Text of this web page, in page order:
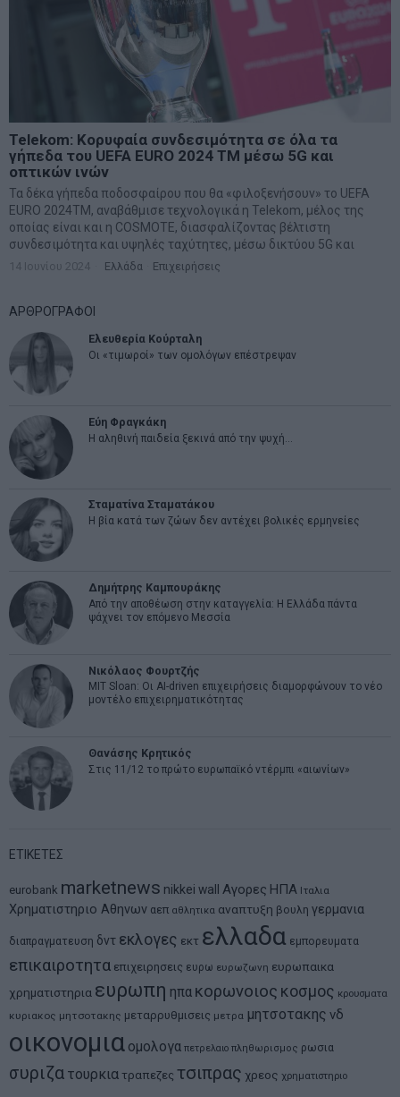
Telekom: Κορυφαία συνδεσιμότητα σε όλα τα
γήπεδα του UEFA EURO 2024 TM μέσω 5G και
οπτικών ινών
Τα δέκα γήπεδα ποδοσφαίρου που θα «φιλοξενήσουν» το UEFA
EURO 2024TM, αναβάθμισε τεχνολογικά η Telekom, μέλος της
οποίας είναι και η COSMOTE, διασφαλίζοντας βέλτιστη
συνδεσιμότητα και υψηλές ταχύτητες, μέσω δικτύου 5G και
14 Ιουνίου 2024 Ελλάδα Επιχειρήσεις
ΑΡΘΡΟΓΡΑΦΟΙ
Ελευθερία Κούρταλη
Οι «τιμωροί» των ομολόγων επέστρεψαν
Εύη Φραγκάκη
Η αληθινή παιδεία ξεκινά από την ψυχή…
Σταματίνα Σταματάκου
Η βία κατά των ζώων δεν αντέχει βολικές ερμηνείες
Δημήτρης Καμπουράκης
Από την αποθέωση στην καταγγελία: Η Ελλάδα πάντα
ψάχνει τον επόμενο Μεσσία
Νικόλαος Φουρτζής
MIT Sloan: Οι AI-driven επιχειρήσεις διαμορφώνουν το νέο
μοντέλο επιχειρηματικότητας
Θανάσης Κρητικός
Στις 11/12 το πρώτο ευρωπαϊκό ντέρμπι «αιωνίων»
ΕΤΙΚΕΤΕΣ
eurobank marketnews nikkei wall Αγορες ΗΠΑ Ιταλια
Χρηματιστηριο Αθηνων αεπ αθλητικα αναπτυξη βουλη γερμανια
διαπραγματευση δντ εκλογες εκτ ελλαδα εμπορευματα
επικαιροτητα επιχειρησεις ευρω ευρωζωνη ευρωπαικα
χρηματιστηρια ευρωπη ηπα κορωνοιος κοσμος κρουσματα
κυριακος μητσοτακης μεταρρυθμισεις μετρα μητσοτακης νδ
οικονομια ομολογα πετρελαιο πληθωρισμος ρωσια
συριζα τουρκια τραπεζες τσιπρας χρεος χρηματιστηριο